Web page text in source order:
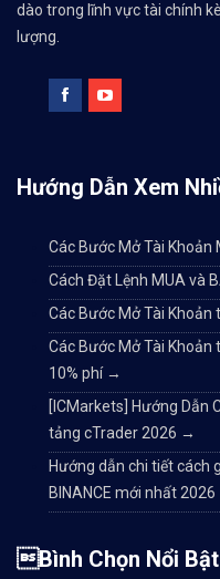
dào trong lĩnh vực tài chính
lượng.
Hướng Dẫn Xem
Các Bước Mở Tài Khoản
Cách Đặt Lệnh MUA và
Các Bước Mở Tài Khoản
Các Bước Mở Tài
10% phí →
[ICMarkets] Hướng Dẫn
tảng cTrader 2026 →
Hướng dẫn chi tiết cách
BINANCE mới nhất 2026
Bình Chọn Nổi Bật